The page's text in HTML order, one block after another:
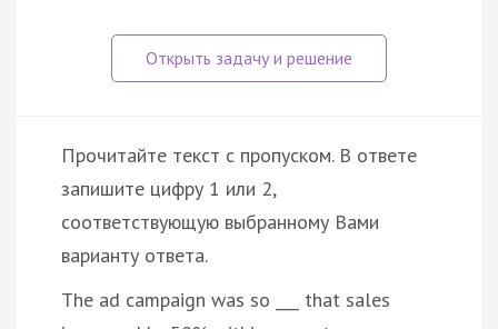
Прочитайте текст с пропуском. В ответе
запишите цифру 1 или 2,
соответствующую выбранному Вами
варианту ответа.
The ad campaign was so ___ that sales